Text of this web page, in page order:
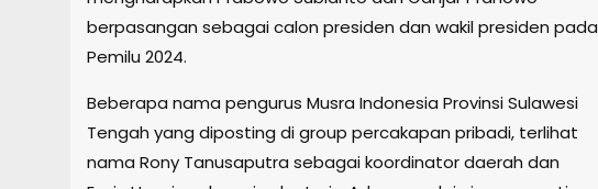
berpasangan sebagai calon presiden dan wakil presiden pada
Pemilu 2024.
Beberapa nama pengurus Musra Indonesia Provinsi Sulawesi
Tengah yang diposting di group percakapan pribadi, terlihat
nama Rony Tanusaputra sebagai koordinator daerah dan